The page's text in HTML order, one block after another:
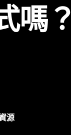
嗎？
源